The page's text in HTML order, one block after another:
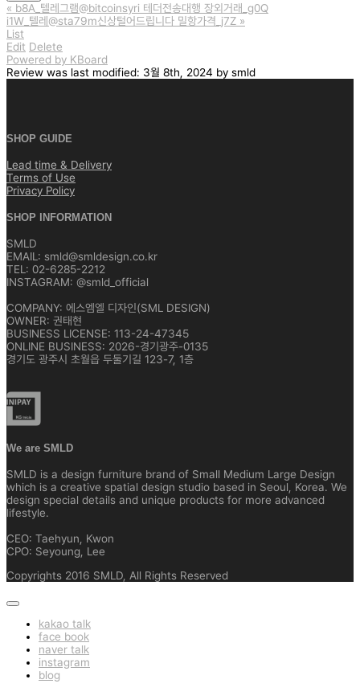
« b8A_텔레그램@bitcoinsyri 테더전송대행 장외거래_g0Q
i1W_텔레@sta79m신상털어드립니다 밀항가격_j7Z »
List
Edit Delete
Powered by KBoard
Review was last modified: 3월 8th, 2024 by smld
SHOP GUIDE
Lead time & Delivery
Terms of Use
Privacy Policy
SHOP INFORMATION
SMLD
EMAIL: smld@smldesign.co.kr
TEL: 02-6285-2212
INSTAGRAM: @smld_official
COMPANY: 에스엠엘 디자인(SML DESIGN)
OWNER: 권태현
BUSINESS LICENSE: 113-24-47345
ONLINE BUSINESS: 2026-경기광주-0135
경기도 광주시 초월읍 두둘기길 123-7, 1층
We are SMLD
SMLD is a design furniture brand of Small Medium Large Design
which is a creative spatial design studio based in Seoul, Korea. We
design special details and unique products for more advanced
lifestyle.
CEO: Taehyun, Kwon
CPO: Seyoung, Lee
Copyrights 2016 SMLD, All Rights Reserved
kakao talk
face book
naver talk
instagram
blog